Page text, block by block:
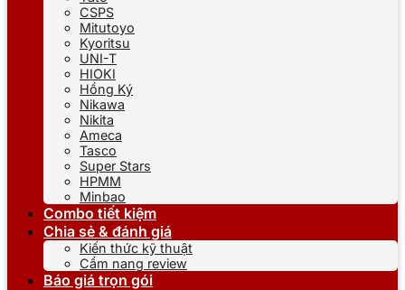
CSPS
Mitutoyo
Kyoritsu
UNI-T
HIOKI
Hồng Ký
Nikawa
Nikita
Ameca
Tasco
Super Stars
HPMM
Minbao
Combo tiết kiệm
Chia sẻ & đánh giá
Kiến thức kỹ thuật
Cẩm nang review
Báo giá trọn gói